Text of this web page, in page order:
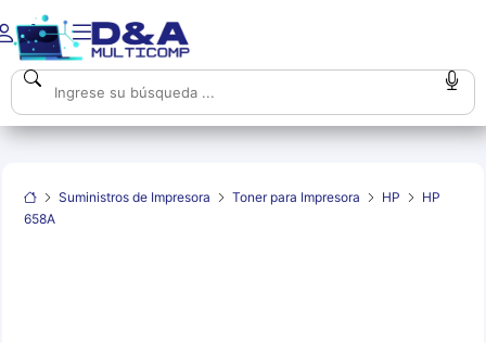
Suministros de Impresora Toner para Impresora HP
HP
658A